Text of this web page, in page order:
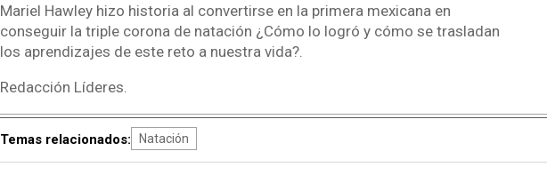
Mariel Hawley hizo historia al convertirse en la primera mexicana en
conseguir la triple corona de natación ¿Cómo lo logró y cómo se trasladan
los aprendizajes de este reto a nuestra vida?.
Redacción Líderes.
Temas relacionados: Natación